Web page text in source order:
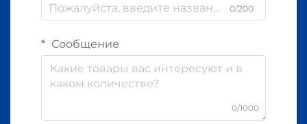
0/200
Сообщение
0/1000